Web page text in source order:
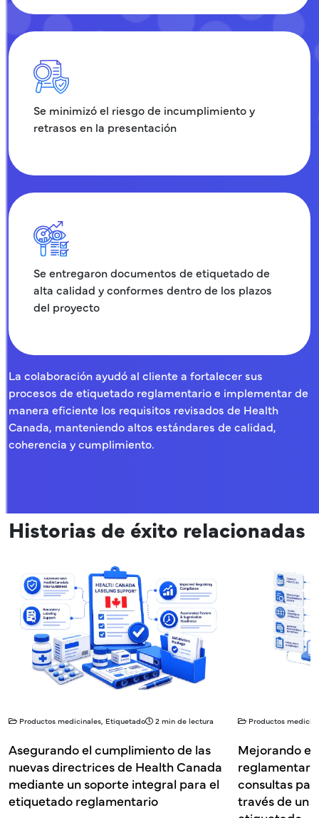
Se minimizó el riesgo de incumplimiento y
retrasos en la presentación
Se entregaron documentos de etiquetado de
alta calidad y conformes dentro de los plazos
del proyecto
La colaboración ayudó al cliente a fortalecer sus
procesos de etiquetado reglamentario e implementar de
manera eficiente los requisitos revisados de Health
Canada, manteniendo altos estándares de calidad,
coherencia y cumplimiento.
Historias de éxito relacionadas
Productos medicinales, Etiquetado 2 min de lectura
Asegurando el cumplimiento de las
nuevas directrices de Health Canada
mediante un soporte integral para el
etiquetado reglamentario
Productos
Mejorando
consultas
través de un